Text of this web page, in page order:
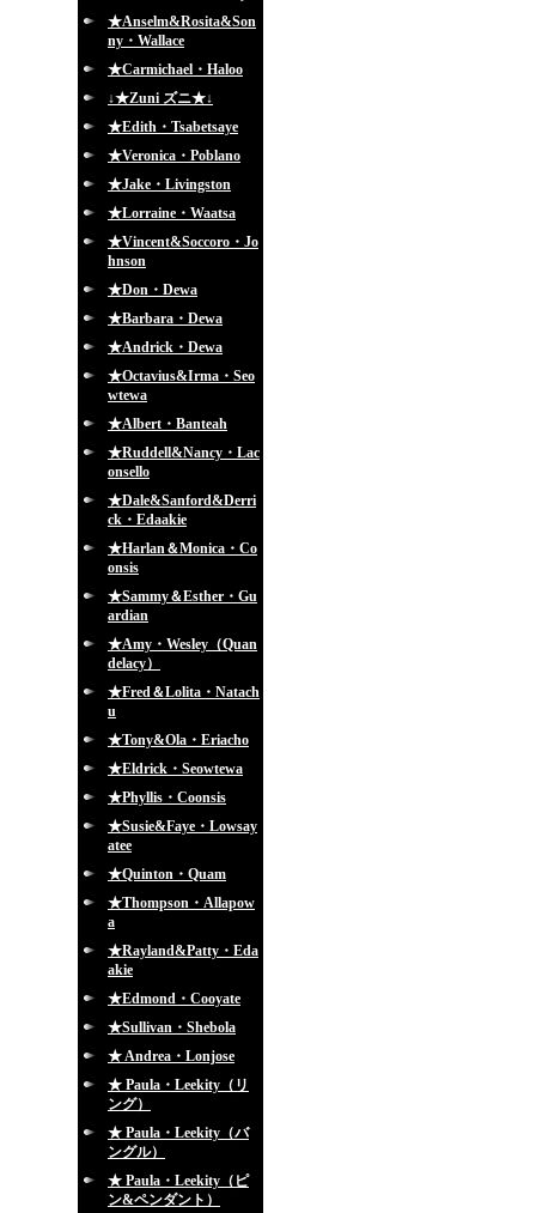
★Anselm&Rosita&Son
ny・Wallace
★Carmichael・Haloo
↓★Zuni ズニ★↓
★Edith・Tsabetsaye
★Veronica・Poblano
★Jake・Livingston
★Lorraine・Waatsa
★Vincent&Soccoro・Jo
hnson
★Don・Dewa
★Barbara・Dewa
★Andrick・Dewa
★Octavius&Irma・Seo
wtewa
★Albert・Banteah
★Ruddell&Nancy・Lac
onsello
★Dale&Sanford&Derri
ck・Edaakie
★Harlan＆Monica・Co
onsis
★Sammy＆Esther・Gu
ardian
★Amy・Wesley（Quan
delacy）
★Fred＆Lolita・Natach
u
★Tony&Ola・Eriacho
★Eldrick・Seowtewa
★Phyllis・Coonsis
★Susie&Faye・Lowsay
atee
★Quinton・Quam
★Thompson・Allapow
a
★Rayland&Patty・Eda
akie
★Edmond・Cooyate
★Sullivan・Shebola
★ Andrea・Lonjose
★ Paula・Leekity（リ
ング）
★ Paula・Leekity（バ
ングル）
★ Paula・Leekity（ピ
ン&ペンダント）